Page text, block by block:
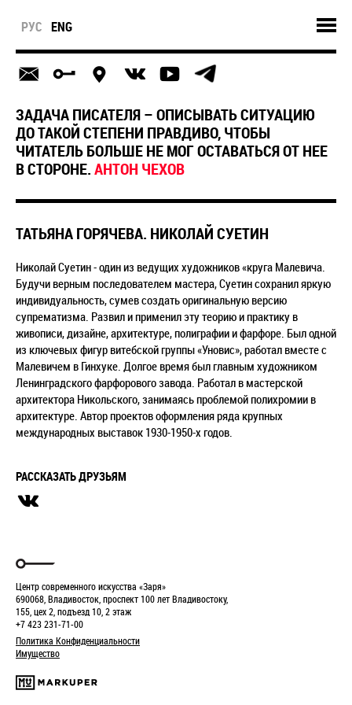
РУС ENG
ЗАДАЧА ПИСАТЕЛЯ – ОПИСЫВАТЬ СИТУАЦИЮ
ДО ТАКОЙ СТЕПЕНИ ПРАВДИВО, ЧТОБЫ
ЧИТАТЕЛЬ БОЛЬШЕ НЕ МОГ ОСТАВАТЬСЯ ОТ НЕЕ
В СТОРОНЕ.АНТОН ЧЕХОВ
ТАТЬЯНА ГОРЯЧЕВА. НИКОЛАЙ СУЕТИН
Николай Суетин - один из ведущих художников «круга Малевича.
Будучи верным последователем мастера, Суетин сохранил яркую
индивидуальность, сумев создать оригинальную версию
супрематизма. Развил и применил эту теорию и практику в
живописи, дизайне, архитектуре, полиграфии и фарфоре. Был одной
из ключевых фигур витебской группы «Уновис», работал вместе с
Малевичем в Гинхуке. Долгое время был главным художником
Ленинградского фарфорового завода. Работал в мастерской
архитектора Никольского, занимаясь проблемой полихромии в
архитектуре. Автор проектов оформления ряда крупных
международных выставок 1930-1950-х годов.
РАССКАЗАТЬ ДРУЗЬЯМ
Центр современного искусства «Заря»
690068, Владивосток, проспект 100 лет Владивостоку,
155, цех 2, подъезд 10, 2 этаж
+7 423 231-71-00
Политика Конфиденциальности
Имущество